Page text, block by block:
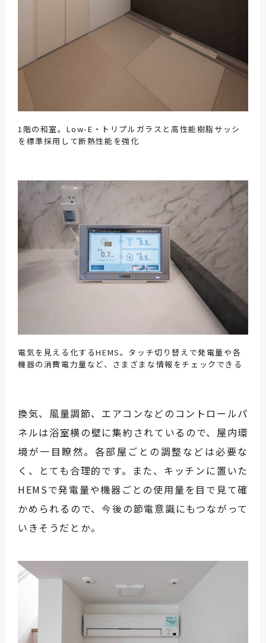
1階の和室。Low-E・トリプルガラスと高性能樹脂サッシ
を標準採用して断熱性能を強化
電気を見える化するHEMS。タッチ切り替えで発電量や各
機器の消費電力量など、さまざまな情報をチェックできる
換気、風量調節、エアコンなどのコントロールパ
ネルは浴室横の壁に集約されているので、屋内環
境が一目瞭然。各部屋ごとの調整などは必要な
く、とても合理的です。また、キッチンに置いた
HEMSで発電量や機器ごとの使用量を目で見て確
かめられるので、今後の節電意識にもつながって
いきそうだとか。